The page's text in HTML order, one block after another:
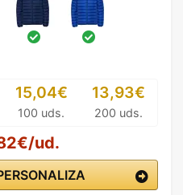
15,04€
100 uds.
13,93€
200 uds.
ud.